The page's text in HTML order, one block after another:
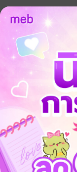
กรุณาเข้